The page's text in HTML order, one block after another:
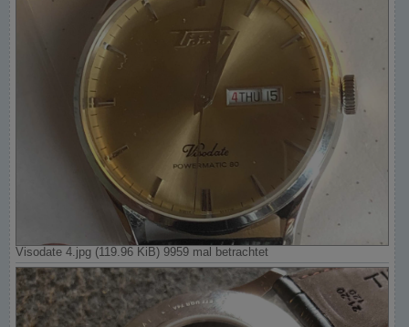
Visodate 4.jpg (119.96 KiB) 9959 mal betrachtet